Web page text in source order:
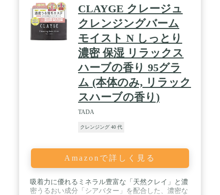
CLAYGE クレージュ
クレンジングバーム
モイスト N しっとり
濃密 保湿 リラックス
ハーブの香り 95グラ
ム (本体のみ, リラック
スハーブの香り)
TADA
クレンジング 40 代
Amazonで詳しく見る
吸着力に優れるミネラル豊富な「天然クレイ」と濃
密うるおい成分「シアバター」を配合した、濃密な